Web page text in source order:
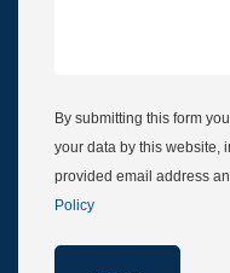
By submitting this form
your data by this website,
provided email address
Policy